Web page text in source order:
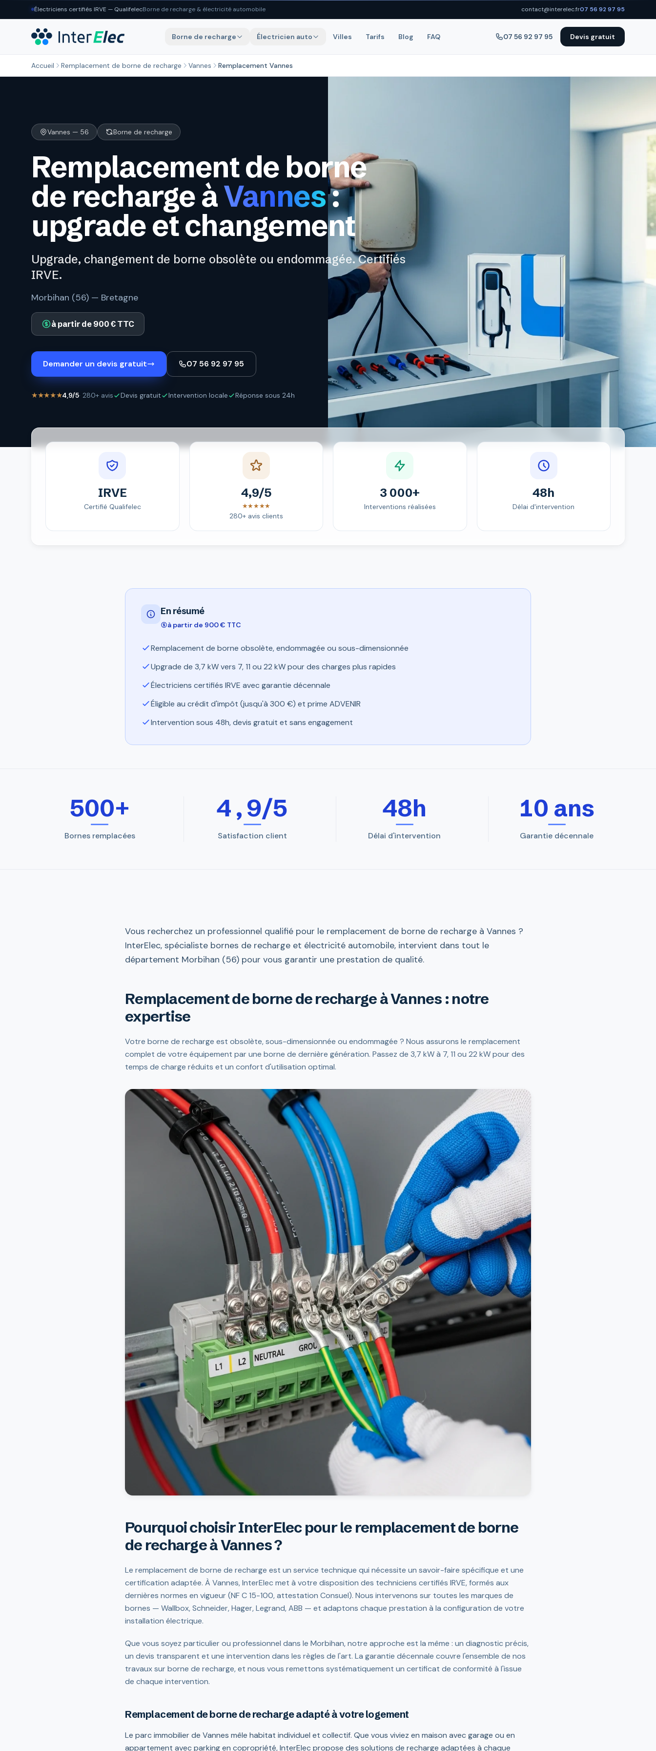
Aller au contenu principal
Électriciens certifiés IRVE — QualifelecBorne de recharge & électricité automobile contact@interelec.fr07 56 92 97 95
Borne de recharge Électricien auto Villes Tarifs Blog FAQ 07 56 92 97 95 Devis gratuit
Accueil Remplacement de borne de recharge Vannes Remplacement Vannes
Vannes — 56 Borne de recharge
Remplacement de borne
de recharge àVannes:
upgrade et changement
Upgrade, changement de borne obsolète ou endommagée. Certifiés
IRVE.
Morbihan (56) — Bretagne
à partir de 900 € TTC
Demander un devis gratuit 07 56 92 97 95
★★★★★4,9/5· 280+ avis Devis gratuit Intervention locale Réponse sous 24h
IRVE
Certifié Qualifelec
4,9/5
★★★★★
280+ avis clients
3 000+
Interventions réalisées
48h
Délai d'intervention
En résumé
à partir de 900 € TTC
Remplacement de borne obsolète, endommagée ou sous-dimensionnée
Upgrade de 3,7 kW vers 7, 11 ou 22 kW pour des charges plus rapides
Électriciens certifiés IRVE avec garantie décennale
Éligible au crédit d'impôt (jusqu'à 300 €) et prime ADVENIR
Intervention sous 48h, devis gratuit et sans engagement
500+
Bornes remplacées
4,9/5
Satisfaction client
48h
Délai d'intervention
10 ans
Garantie décennale
Vous recherchez un professionnel qualifié pour le remplacement de borne de recharge à Vannes ?
InterElec, spécialiste bornes de recharge et électricité automobile, intervient dans tout le
département Morbihan (56) pour vous garantir une prestation de qualité.
Remplacement de borne de recharge à Vannes : notre
expertise
Votre borne de recharge est obsolète, sous-dimensionnée ou endommagée ? Nous assurons le remplacement
complet de votre équipement par une borne de dernière génération. Passez de 3,7 kW à 7, 11 ou 22 kW pour des
temps de charge réduits et un confort d'utilisation optimal.
Pourquoi choisir InterElec pour le remplacement de borne
de recharge à Vannes ?
Le remplacement de borne de recharge est un service technique qui nécessite un savoir-faire spécifique et une
certification adaptée. À Vannes, InterElec met à votre disposition des techniciens certifiés IRVE, formés aux
dernières normes en vigueur (NF C 15-100, attestation Consuel). Nous intervenons sur toutes les marques de
bornes — Wallbox, Schneider, Hager, Legrand, ABB — et adaptons chaque prestation à la configuration de votre
installation électrique.
Que vous soyez particulier ou professionnel dans le Morbihan, notre approche est la même : un diagnostic précis,
un devis transparent et une intervention dans les règles de l'art. La garantie décennale couvre l'ensemble de nos
travaux sur borne de recharge, et nous vous remettons systématiquement un certificat de conformité à l'issue
de chaque intervention.
Remplacement de borne de recharge adapté à votre logement
Le parc immobilier de Vannes mêle habitat individuel et collectif. Que vous viviez en maison avec garage ou en
appartement avec parking en copropriété, InterElec propose des solutions de recharge adaptées à chaque